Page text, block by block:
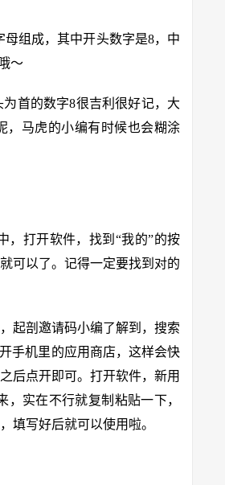
组成，其中开头数字是8，中
～
首的数字8很吉利很好记，大
，马虎的小编有时候也会糊涂
，打开软件，找到“我的”的按
可以了。记得一定要找到对的
起剖邀请码小编了解到，搜索
手机里的应用商店，这样会快
后点开即可。打开软件，新用
，实在不行就复制粘贴一下，
填写好后就可以使用啦。